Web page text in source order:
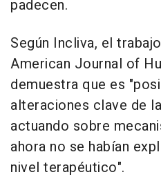
padecen.
Según Incliva, el
American Journal of
demuestra que es
alteraciones clave de
actuando sobre
ahora no se habían
nivel terapéutico".